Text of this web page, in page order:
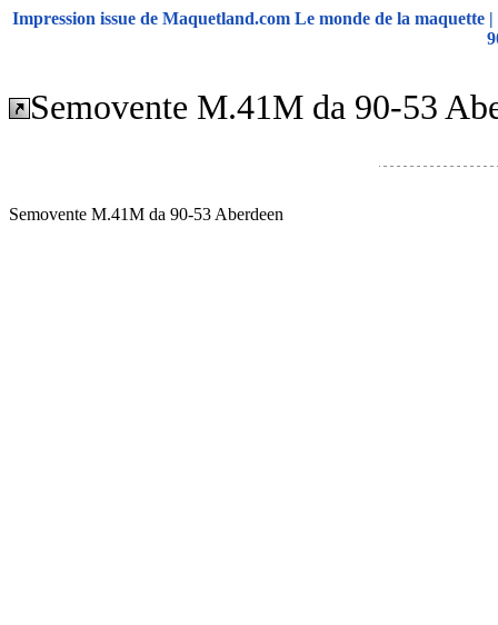
Impression issue de Maquetland.com Le monde de la
Semovente M.41M da 90-53
Semovente M.41M da 90-53 Aberdeen